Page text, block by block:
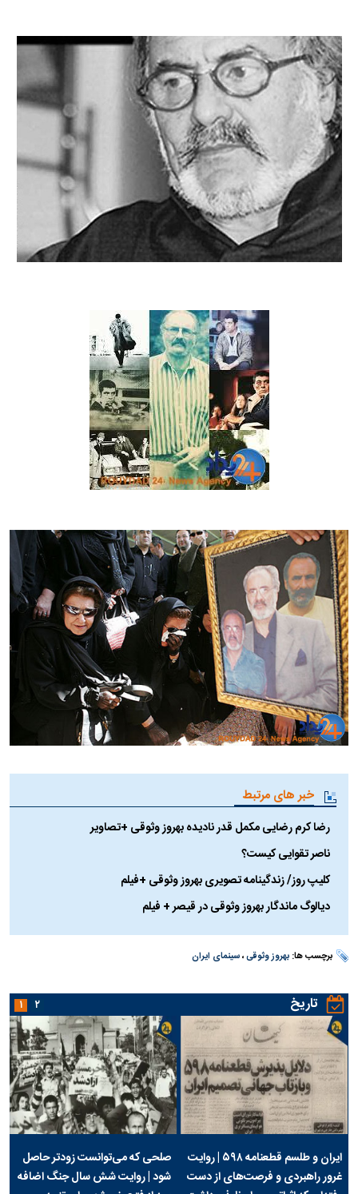
خبر های مرتبط
رضا کرم رضایی مکمل قدر نادیده بهروز وثوقی +تصاویر
ناصر تقوایی کیست؟
کلیپ روز/ زندگینامه تصویری بهروز وثوقی +فیلم
دیالوگ ماندگار بهروز وثوقی در قیصر + فیلم
برچسب ها:بهروز وثوقی،سینمای ایران
تاریخ
ایران و طلسم قطعنامه ۵۹۸ | روایت
غرور راهبردی و فرصت‌های از دست
صلحی که می‌توانست زودتر حاصل
شود | روایت شش سال جنگ اضافه
۱ ۲